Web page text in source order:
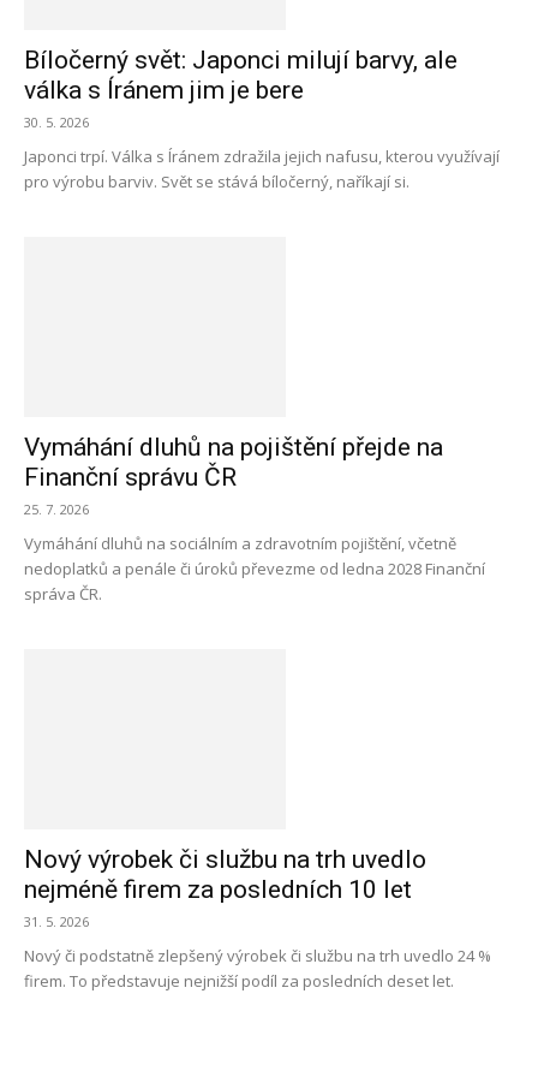
Bíločerný svět: Japonci milují barvy, ale
válka s Íránem jim je bere
30. 5. 2026
Japonci trpí. Válka s Íránem zdražila jejich nafusu, kterou využívají
pro výrobu barviv. Svět se stává bíločerný, naříkají si.
Vymáhání dluhů na pojištění přejde na
Finanční správu ČR
25. 7. 2026
Vymáhání dluhů na sociálním a zdravotním pojištění, včetně
nedoplatků a penále či úroků převezme od ledna 2028 Finanční
správa ČR.
Nový výrobek či službu na trh uvedlo
nejméně firem za posledních 10 let
31. 5. 2026
Nový či podstatně zlepšený výrobek či službu na trh uvedlo 24 %
firem. To představuje nejnižší podíl za posledních deset let.